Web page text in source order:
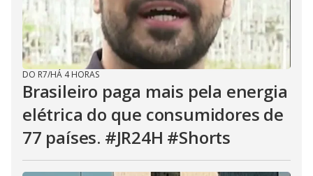
DO R7/HÁ 4 HORAS
Brasileiro paga mais pela energia
elétrica do que consumidores de
77 países. #JR24H #Shorts